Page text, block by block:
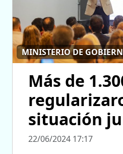
MINISTERIO DE
Más de
situación
22/06/2024 17:17